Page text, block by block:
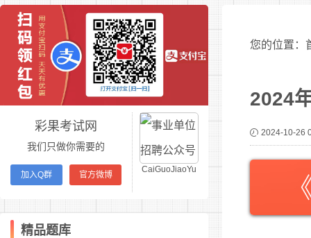
彩果考试网
我们只做你需要的
加入Q群 官方微博
CaiGuoJiaoYu
精品题库
您的位置：
2024
2024-10-26